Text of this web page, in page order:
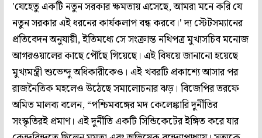
'যেহেতু একটি নতুন সরকার ক্ষমতায় এসেছে, আমরা মনে করি যে
নতুন সরকার এই ধরনের কার্যকলাপ বন্ধ করবে।' দ্য স্টেটসম্যানের
প্রতিবেদন অনুযায়ী, ইতিমধ্যে সে সংক্রান্ত নথিপত্র মুখ্যসচিব মনোজ
আগরওয়ালের কাছে পৌঁছে গিয়েছে। এই বিষয়ে জানানো হয়েছে
মুখ্যমন্ত্রী শুভেন্দু অধিকারীকেও। এই খবরটি প্রকাশ্যে আসার পর
রাজনৈতিক মহলেও উঠেছে সমালোচনার ঝড়। বিজেপির তরফে
অমিত মালব্য বলেন, “পশ্চিমবঙ্গের মদ কেলেঙ্কারি দুর্নীতির
সংস্কৃতিরই প্রমাণ। এই দুর্নীতি একটি সিন্ডিকেটের ইঙ্গিত করে যার